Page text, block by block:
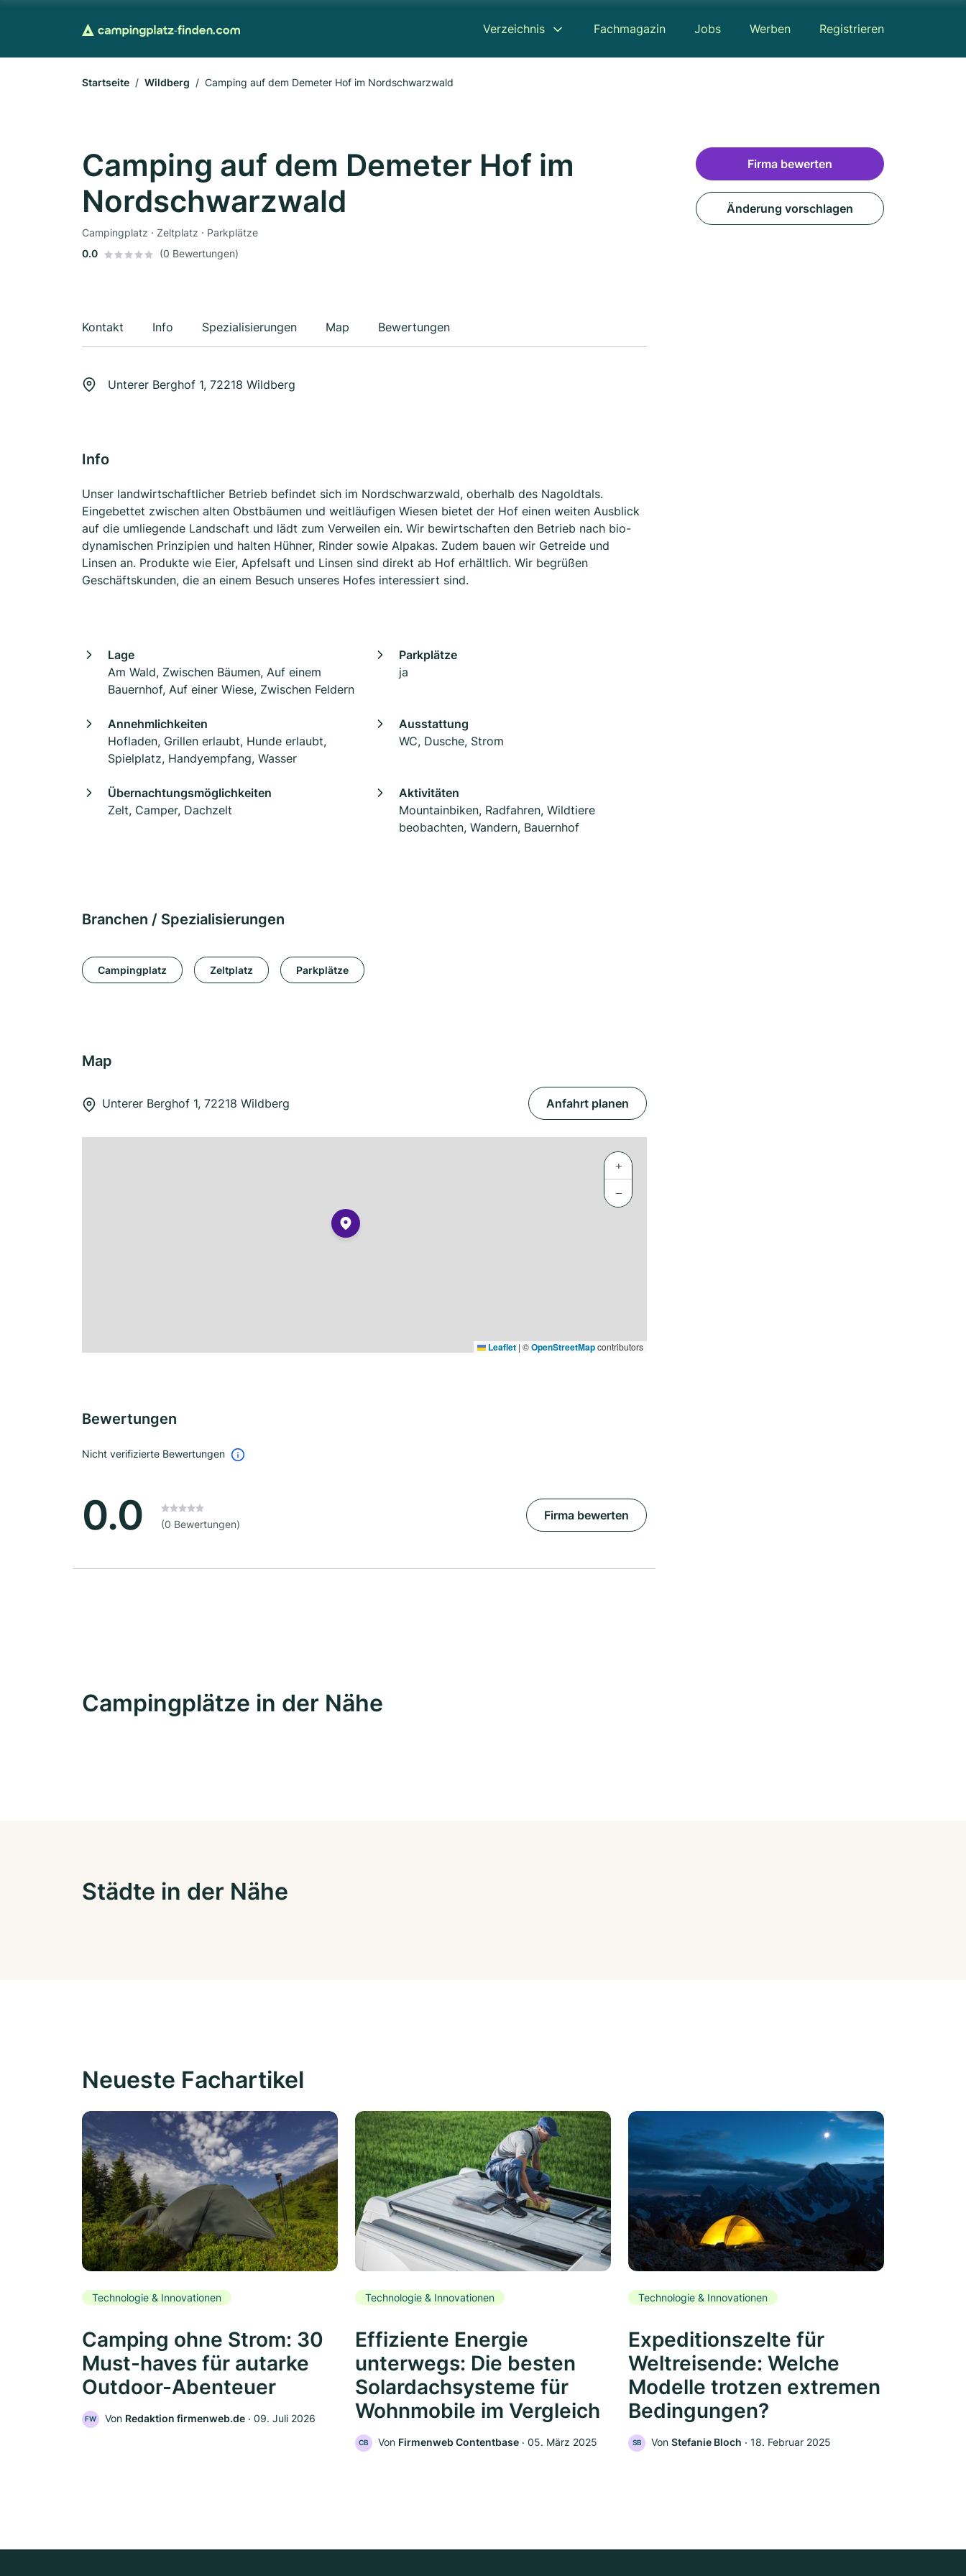
Verzeichnis Fachmagazin Jobs Werben Registrieren
Startseite Wildberg Camping auf dem Demeter Hof im Nordschwarzwald
Camping auf dem Demeter Hof im
Nordschwarzwald
Campingplatz · Zeltplatz · Parkplätze
0.0
(0 Bewertungen)
Kontakt Info Spezialisierungen Map Bewertungen
Unterer Berghof 1, 72218 Wildberg
Info
Unser landwirtschaftlicher Betrieb befindet sich im Nordschwarzwald, oberhalb des Nagoldtals.
Eingebettet zwischen alten Obstbäumen und weitläufigen Wiesen bietet der Hof einen weiten Ausblick
auf die umliegende Landschaft und lädt zum Verweilen ein. Wir bewirtschaften den Betrieb nach bio-
dynamischen Prinzipien und halten Hühner, Rinder sowie Alpakas. Zudem bauen wir Getreide und
Linsen an. Produkte wie Eier, Apfelsaft und Linsen sind direkt ab Hof erhältlich. Wir begrüßen
Geschäftskunden, die an einem Besuch unseres Hofes interessiert sind.
Lage
Am Wald, Zwischen Bäumen, Auf einem
Bauernhof, Auf einer Wiese, Zwischen Feldern
Parkplätze
ja
Annehmlichkeiten
Hofladen, Grillen erlaubt, Hunde erlaubt,
Spielplatz, Handyempfang, Wasser
Ausstattung
WC, Dusche, Strom
Übernachtungsmöglichkeiten
Zelt, Camper, Dachzelt
Aktivitäten
Mountainbiken, Radfahren, Wildtiere
beobachten, Wandern, Bauernhof
Branchen / Spezialisierungen
Campingplatz Zeltplatz Parkplätze
Map
Unterer Berghof 1, 72218 Wildberg Anfahrt planen
+
−
Leaflet | ©OpenStreetMapcontributors
Bewertungen
Nicht verifizierte Bewertungen
0.0 (0 Bewertungen)
Firma bewerten
Firma bewerten
Änderung vorschlagen
Campingplätze in der Nähe
Städte in der Nähe
Neueste Fachartikel
Technologie & Innovationen
Camping ohne Strom: 30
Must-haves für autarke
Outdoor-Abenteuer
FW Von Redaktion firmenweb.de ‧ 09. Juli 2026
Technologie & Innovationen
Effiziente Energie
unterwegs: Die besten
Solardachsysteme für
Wohnmobile im Vergleich
CB Von Firmenweb Contentbase ‧ 05. März 2025
Technologie & Innovationen
Expeditionszelte für
Weltreisende: Welche
Modelle trotzen extremen
Bedingungen?
SB Von Stefanie Bloch ‧ 18. Februar 2025